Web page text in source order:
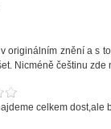
originálním znění a s
Nicméně češtinu
celkem dost,ale